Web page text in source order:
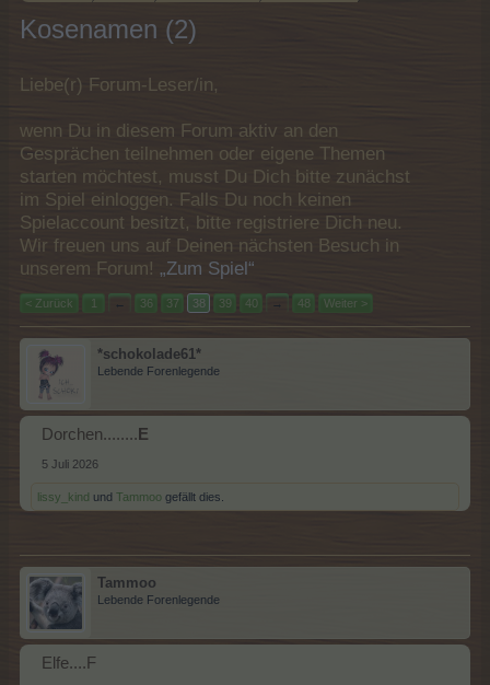
Kosenamen (2)
Liebe(r) Forum-Leser/in,
wenn Du in diesem Forum aktiv an den
Gesprächen teilnehmen oder eigene Themen
starten möchtest, musst Du Dich bitte zunächst
im Spiel einloggen. Falls Du noch keinen
Spielaccount besitzt, bitte registriere Dich neu.
Wir freuen uns auf Deinen nächsten Besuch in
unserem Forum! „Zum Spiel“
< Zurück 1 ← 36 37 38 39 40 → 48 Weiter >
*schokolade61*
Lebende Forenlegende
Dorchen........ E
5 Juli 2026
lissy_kind und Tammoo gefällt dies.
Tammoo
Lebende Forenlegende
Elfe....F